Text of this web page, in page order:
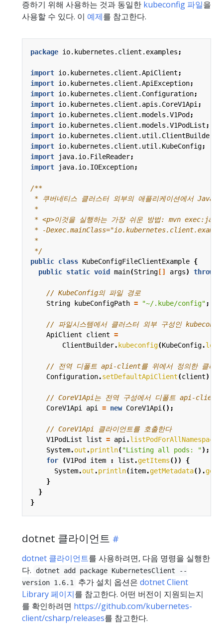
증하기 위해 사용하는 것과 동일한 kubeconfig 파일을
사용할 수 있다. 이 예제를 참고한다.
package io.kubernetes.client.examples ;
import io.kubernetes.client.ApiClient ;
import io.kubernetes.client.ApiException;
import io.kubernetes.client.Configuration;
import io.kubernetes.client.apis.CoreV1Api ;
import io.kubernetes.client.models.V1Pod ;
import io.kubernetes.client.models.V1PodList ;
import io.kubernetes.client.util.ClientBuilder
import io.kubernetes.client.util.KubeConfig;
import
java.io.FileReader;
import
java.io.IOException;
*/
public class KubeConfigFileClientExample {
public static void main(String [] args) throws
// KubeConfig의 파일 경로
String
kubeConfigPath = "~/.kube/config" ;
// 파일시스템에서 클러스터 외부 구성인
ApiClient
client =
ClientBuilder. kubeconfig(KubeConfig.
// 전역 디폴트 api-client를 위에서 정의한 클러스
Configuration.setDefaultApiClient(client);
// CoreV1Api는 전역 구성에서 디폴트 api-client
CoreV1Api
api = new CoreV1Api ();
// CoreV1Api 클라이언트를 호출한다
V1PodList
list = api .listPodForAllNamespaces
System.out .println("Listing all pods: ");
for
(V1Pod item : list .getItems())
{
System.out .println(item.getMetadata().
}
}
}
dotnet 클라이언트
dotnet 클라이언트를 사용하려면, 다음 명령을 실행한
다.
dotnet add package KubernetesClient --
version 1.6.1
추가 설치 옵션은dotnet Client
Library 페이지를 참고한다. 어떤 버전이 지원되는지
를 확인하려면 https://github.com/kubernetes-
client/csharp/releases를 참고한다.